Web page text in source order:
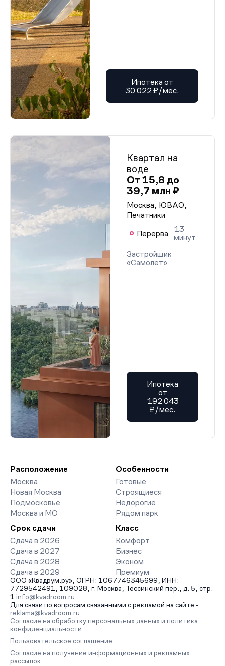
Ипотека от
30 022 ₽/мес.
Квартал на
воде
От 15,8 до
39,7 млн ₽
Москва, ЮВАО,
Печатники
Перерва
13
минут
Застройщик
«Самолет»
Ипотека
от
192 043
₽/мес.
Расположение
Москва
Новая Москва
Подмосковье
Москва и МО
Особенности
Готовые
Строящиеся
Недорогие
Рядом парк
Срок сдачи
Сдача в 2026
Сдача в 2027
Сдача в 2028
Сдача в 2029
Класс
Комфорт
Бизнес
Эконом
Премиум
ООО «Квадрум.ру», ОГРН: 1067746345699, ИНН:
7729542491, 109028, г. Москва, Тессинский пер., д. 5, стр.
1 info@kvadroom.ru
Для связи по вопросам связанными с рекламой на сайте -
reklama@kvadroom.ru
Согласие на обработку персональных данных и политика
конфиденциальности
Пользовательское соглашение
Согласие на получение информационных и рекламных
рассылок